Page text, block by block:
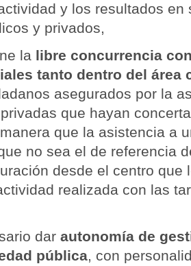
y los resultados en
y privados,
la libre concurrencia
tanto dentro del área
asegurados por la
que hayan
que la asistencia a
no sea el de referencia
desde el centro que
realizada con las
dar autonomía de
pública, con